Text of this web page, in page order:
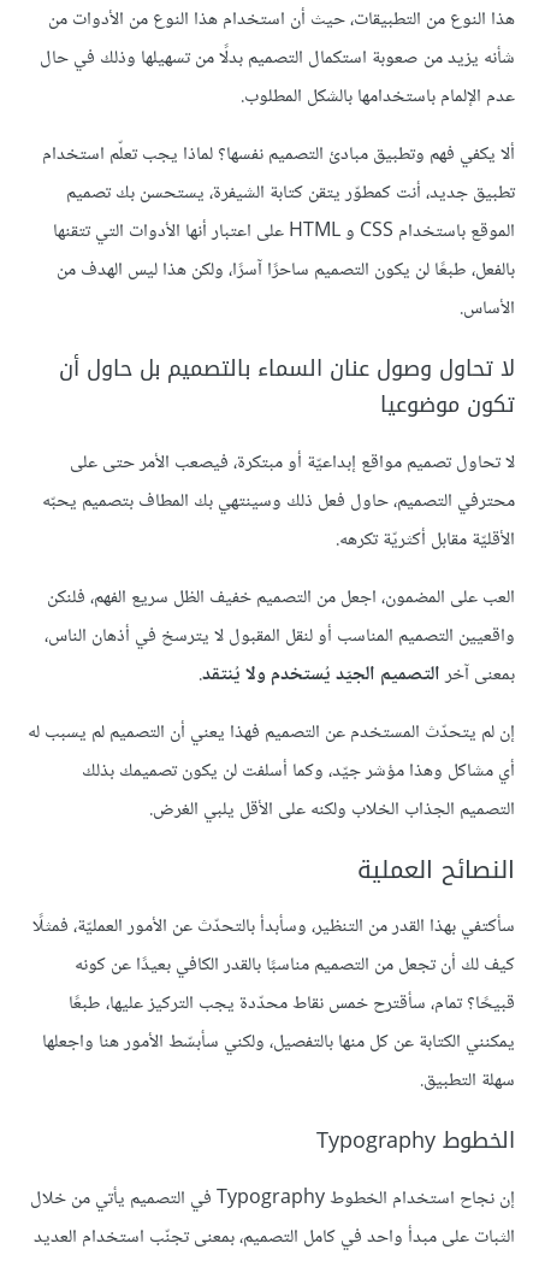
هذا النوع من التطبيقات، حيث أن استخدام هذا النوع من الأدوات من
شأنه يزيد من صعوبة استكمال التصميم بدلًا من تسهيلها وذلك في حال
عدم الإلمام باستخدامها بالشكل المطلوب.
ألا يكفي فهم وتطبيق مبادئ التصميم نفسها؟ لماذا يجب تعلّم استخدام
تطبيق جديد، أنت كمطوّر يتقن كتابة الشيفرة، يستحسن بك تصميم
الموقع باستخدام CSS و HTML على اعتبار أنها الأدوات التي تتقنها
بالفعل، طبعًا لن يكون التصميم ساحرًا آسرًا، ولكن هذا ليس الهدف من
الأساس.
لا تحاول وصول عنان السماء بالتصميم بل حاول أن
تكون موضوعيا
لا تحاول تصميم مواقع إبداعيّة أو مبتكرة، فيصعب الأمر حتى على
محترفي التصميم، حاول فعل ذلك وسينتهي بك المطاف بتصميم يحبّه
الأقليّة مقابل أكثريّة تكرهه.
العب على المضمون، اجعل من التصميم خفيف الظل سريع الفهم، فلنكن
واقعيين التصميم المناسب أو لنقل المقبول لا يترسخ في أذهان الناس،
بمعنى آخرالتصميم الجيّد يُستخدم ولا يُنتقد.
إن لم يتحدّث المستخدم عن التصميم فهذا يعني أن التصميم لم يسبب له
أي مشاكل وهذا مؤشر جيّد، وكما أسلفت لن يكون تصميمك بذلك
التصميم الجذاب الخلاب ولكنه على الأقل يلبي الغرض.
النصائح العملية
سأكتفي بهذا القدر من التنظير، وسأبدأ بالتحدّث عن الأمور العمليّة، فمثلًا
كيف لك أن تجعل من التصميم مناسبًا بالقدر الكافي بعيدًا عن كونه
قبيحًا؟ تمام، سأقترح خمس نقاط محدّدة يجب التركيز عليها، طبعًا
يمكنني الكتابة عن كل منها بالتفصيل، ولكني سأبسّط الأمور هنا واجعلها
سهلة التطبيق.
الخطوط Typography
إن نجاح استخدام الخطوط Typography في التصميم يأتي من خلال
الثبات على مبدأ واحد في كامل التصميم، بمعنى تجنّب استخدام العديد